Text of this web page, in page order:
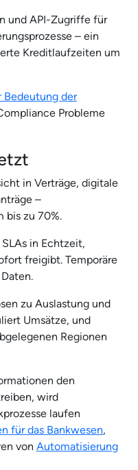
und API-Zugriffe für
– ein
Kreditlaufzeiten um
Bedeutung der
Probleme
in Verträge, digitale
–
bis zu 70%.
in Echtzeit,
freigibt. Temporäre
zu Auslastung und
Umsätze, und
Regionen
den
wird
laufen
für das Bankwesen,
von Automatisierung